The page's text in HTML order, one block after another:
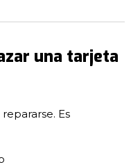
una tarjeta
Es